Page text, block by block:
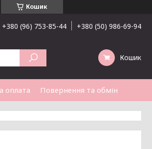
Кошик
+380 (96) 753-85-44 +380 (50) 986-69-94
Кошик
оплата Повернення та обмін